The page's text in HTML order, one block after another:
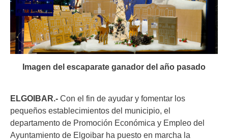
Imagen del escaparate ganador del año pasado
ELGOIBAR.- Con el fin de ayudar y fomentar los
pequeños establecimientos del municipio, el
departamento de Promoción Económica y Empleo del
Ayuntamiento de Elgoibar ha puesto en marcha la